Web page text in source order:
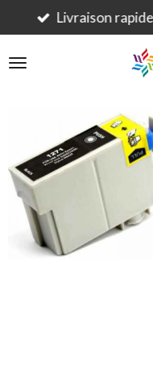
Passer
au
contenu
Livraison